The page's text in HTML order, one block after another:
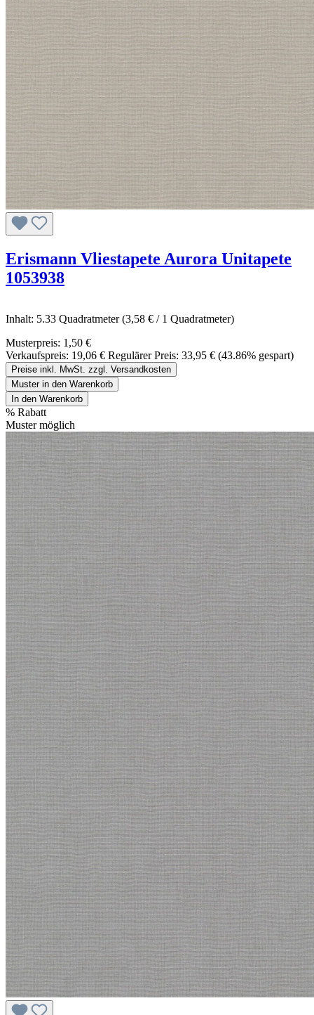
Erismann Vliestapete Aurora Unitapete
1053938
Inhalt: 5.33 Quadratmeter(3,58 € / 1 Quadratmeter)
Musterpreis: 1,50 €
Verkaufspreis: 19,06 € Regulärer Preis: 33,95 € (43.86% gespart)
Preise inkl. MwSt. zzgl. Versandkosten
Muster in den Warenkorb
In den Warenkorb
% Rabatt
Muster möglich